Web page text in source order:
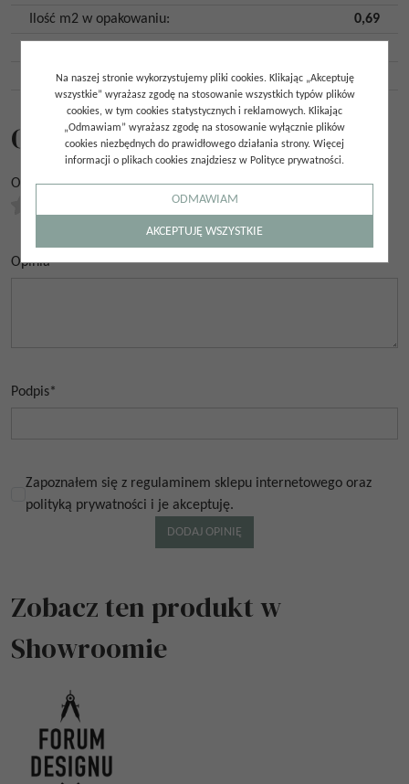
Ilość m2 w opakowaniu:
0,69
Kraj pochodzenia: Włochy
Opinie
Ocena*
/5( 0 głosów)
Opinia*
Podpis*
Zapoznałem się z regulaminem sklepu internetowego oraz
polityką prywatności i je akceptuję.
Zobacz ten produkt w
Showroomie
Na naszej stronie wykorzystujemy pliki cookies. Klikając „Akceptuję
wszystkie” wyrażasz zgodę na stosowanie wszystkich typów plików
cookies, w tym cookies statystycznych i reklamowych. Klikając
„Odmawiam” wyrażasz zgodę na stosowanie wyłącznie plików
cookies niezbędnych do prawidłowego działania strony. Więcej
informacji o plikach cookies znajdziesz w Polityce prywatności.
ODMAWIAM
AKCEPTUJĘ WSZYSTKIE